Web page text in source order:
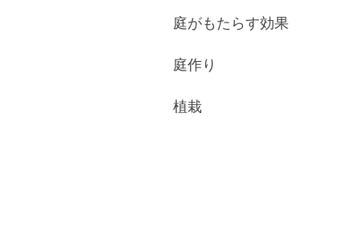
庭がもたらす効果
庭作り
植栽